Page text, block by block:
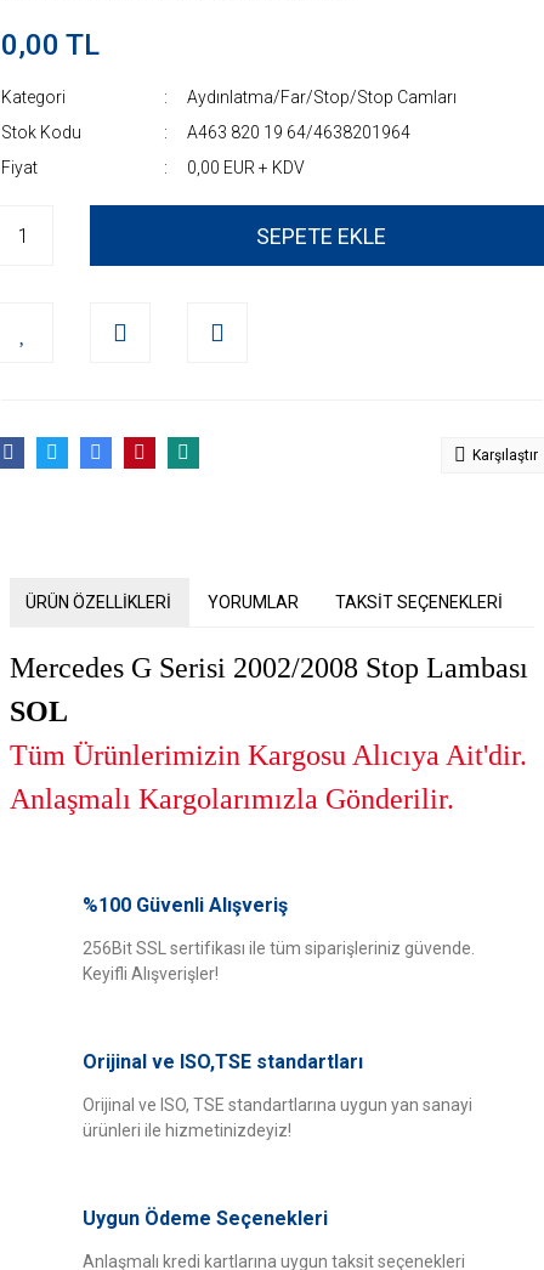
0,00 TL
Kategori
Aydınlatma/Far/Stop/Stop Camları
Stok Kodu
A463 820 19 64/4638201964
Fiyat
0,00 EUR + KDV
SEPETE EKLE
Karşılaştır
ÜRÜN ÖZELLİKLERİ YORUMLAR TAKSİT SEÇENEKLERİ
Mercedes G Serisi 2002/2008 Stop Lambası
SOL
Tüm Ürünlerimizin Kargosu Alıcıya Ait'dir.
Anlaşmalı Kargolarımızla Gönderilir.
Bu ürüne ilk yorumu siz yapın!
yetersiz gördüğünüz noktaları öneri formunu kullanarak tarafımıza
iletebilirsiniz.
Görüş ve önerileriniz için teşekkür ederiz.
Ürün bilgilerinde hatalar bulunuyor.
Ürün fiyatı diğer sitelerden daha pahalı.
Bu ürüne benzer farklı alternatifler olmalı.
%100 Güvenli Alışveriş
256Bit SSL sertifikası ile tüm siparişleriniz güvende.
Keyifli Alışverişler!
Orijinal ve ISO,TSE standartları
Orijinal ve ISO, TSE standartlarına uygun yan sanayi
ürünleri ile hizmetinizdeyiz!
Uygun Ödeme Seçenekleri
Anlaşmalı kredi kartlarına uygun taksit seçenekleri